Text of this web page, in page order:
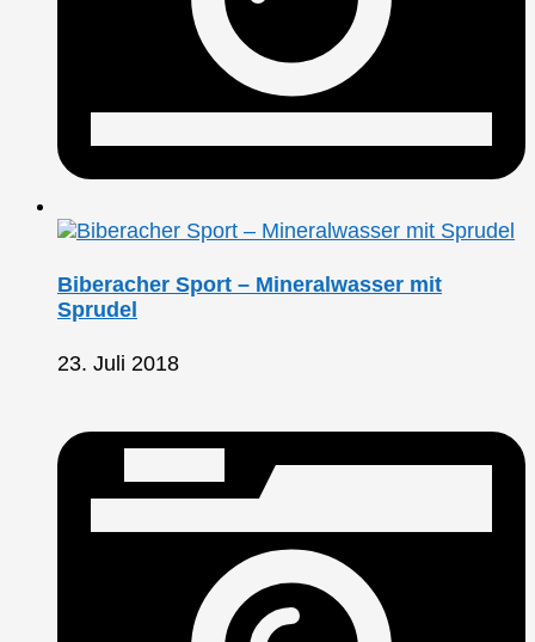
Biberacher Sport – Mineralwasser mit
Sprudel
23. Juli 2018